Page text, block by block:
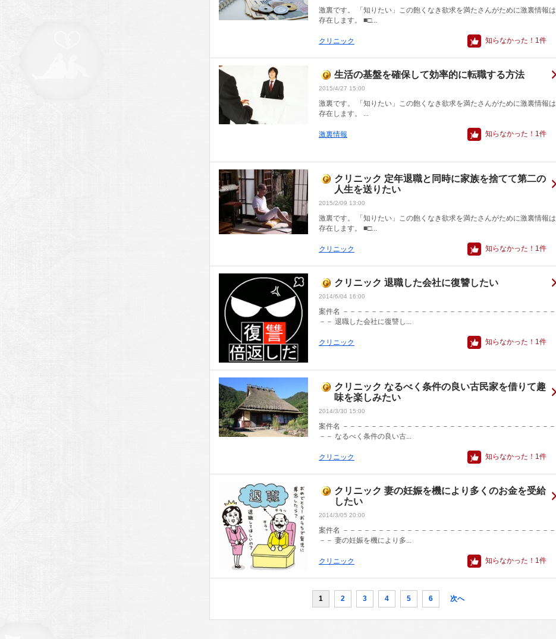
激裏です。 「知りたい」この飽くなき欲求を満たさんがために激裏情報は
存在します。 ■□...
クリニック 知らなかった！ 1件
生活の基盤を確保して効率的に転職する方法
2015/4/27 15:00
激裏です。 「知りたい」この飽くなき欲求を満たさんがために激裏情報は
存在します。 ...
激裏情報 知らなかった！ 1件
クリニック 定年退職と同時に家族を捨てて第二の
人生を送りたい
2015/2/09 13:00
激裏です。 「知りたい」この飽くなき欲求を満たさんがために激裏情報は
存在します。 ■□...
クリニック 知らなかった！ 1件
クリニック 退職した会社に復讐したい
2014/6/04 16:00
案件名 －－－－－－－－－－－－－－－－－－－－－－－－－－－－－－
－－ 退職した会社に復讐し...
クリニック 知らなかった！ 1件
クリニック なるべく条件の良い古民家を借りて趣
味を楽しみたい
2014/3/30 15:00
案件名 －－－－－－－－－－－－－－－－－－－－－－－－－－－－－－
－－ なるべく条件の良い古...
クリニック 知らなかった！ 1件
クリニック 妻の妊娠を機により多くのお金を受給
したい
2014/3/05 20:00
案件名 －－－－－－－－－－－－－－－－－－－－－－－－－－－－－－
－－ 妻の妊娠を機により多...
クリニック 知らなかった！ 1件
1 2 3 4 5 6 次へ